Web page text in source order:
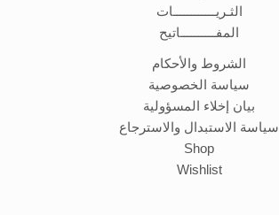
الثـريــــــــــــات
المفــــــــــاتيح
الشروط والأحكام
سياسة الخصوصية
بيان إخلاء المسؤولية
سياسة الاستبدال والاسترجاع
Shop
Wishlist